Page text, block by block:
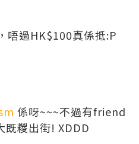
過HK$100真係抵:P
係呀~~~不過有friend
糉出街! XDDD